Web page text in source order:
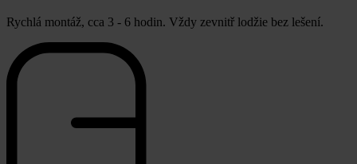
Rychlá montáž, cca 3 - 6 hodin. Vždy zevnitř lodžie bez lešení.